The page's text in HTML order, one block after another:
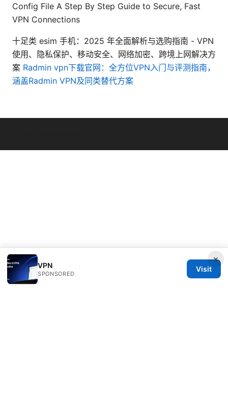
Config File A Step By Step Guide to Secure, Fast
VPN Connections
十足类 esim 手机：2025 年全面解析与选购指南 - VPN
使用、隐私保护、移动安全、网络加密、跨境上网解决方
案 Radmin vpn下载官网：全方位VPN入门与评测指南，
涵盖Radmin VPN及同类替代方案
×
VPN
SPONSORED
Visit